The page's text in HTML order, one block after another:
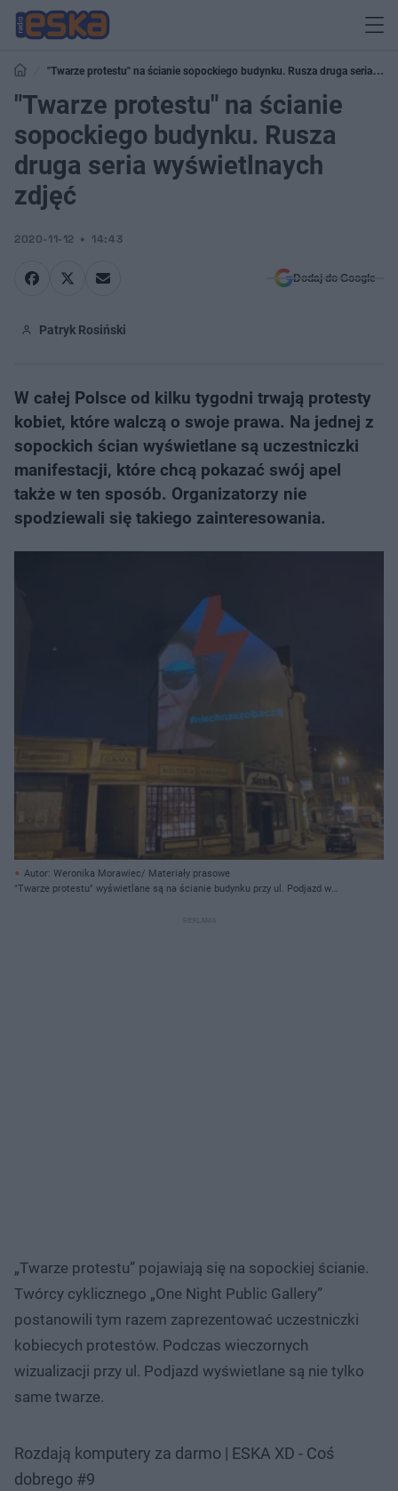
"Twarze protestu" na ścianie sopockiego budynku. Rusza druga seria
wyświetlnaych zdjęć
"Twarze protestu" na ścianie
sopockiego budynku. Rusza
druga seria wyświetlnaych
zdjęć
2020-11-12 14:43
Dodaj do Google
Patryk Rosiński
W całej Polsce od kilku tygodni trwają protesty
kobiet, które walczą o swoje prawa. Na jednej z
sopockich ścian wyświetlane są uczestniczki
manifestacji, które chcą pokazać swój apel
także w ten sposób. Organizatorzy nie
spodziewali się takiego zainteresowania.
Autor: Weronika Morawiec/ Materiały prasowe
"Twarze protestu" wyświetlane są na ścianie budynku przy ul. Podjazd w
„Twarze protestu” pojawiają się na sopockiej ścianie.
Twórcy cyklicznego „One Night Public Gallery”
postanowili tym razem zaprezentować uczestniczki
kobiecych protestów. Podczas wieczornych
wizualizacji przy ul. Podjazd wyświetlane są nie tylko
same twarze.
Rozdają komputery za darmo | ESKA XD - Coś
dobrego #9